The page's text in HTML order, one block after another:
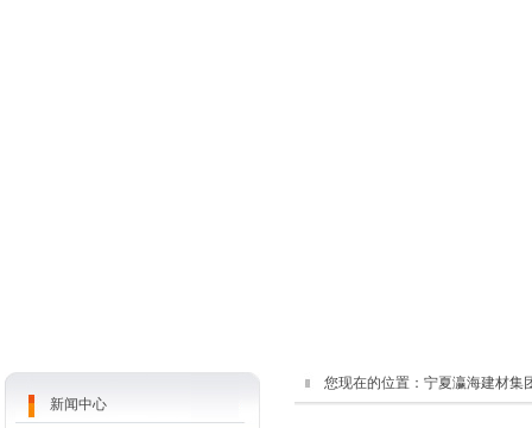
您现在的位置： 宁夏瀛海建材集
新闻中心